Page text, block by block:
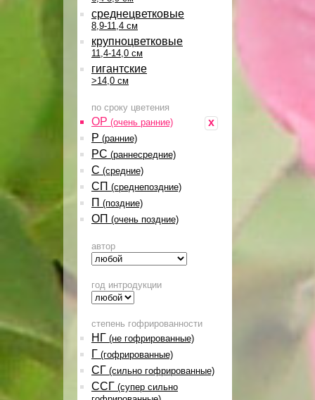
среднецветковые
8,9-11,4 см
крупноцветковые
11,4-14,0 см
гигантские
>14,0 см
по сроку цветения
x
ОР (очень ранние)
Р (ранние)
РС (раннесредние)
С (средние)
СП (среднепоздние)
П (поздние)
ОП (очень поздние)
автор
год интродукции
степень гофрированности
НГ (не гофрированные)
Г (гофрированные)
СГ (сильно гофрированные)
ССГ (супер сильно